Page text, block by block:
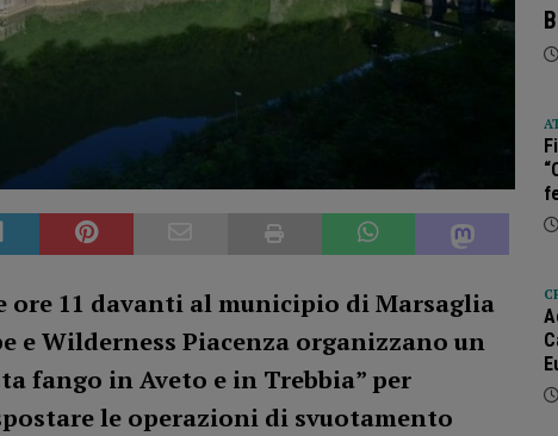
ore 11 davanti al municipio di Marsaglia
e Wilderness Piacenza organizzano un
fango in Aveto e in Trebbia” per
le operazioni di svuotamento